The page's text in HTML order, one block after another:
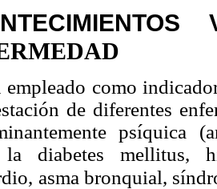
empleado como
de diferentes
psíquica
la diabetes mellitus,
asma bronquial,